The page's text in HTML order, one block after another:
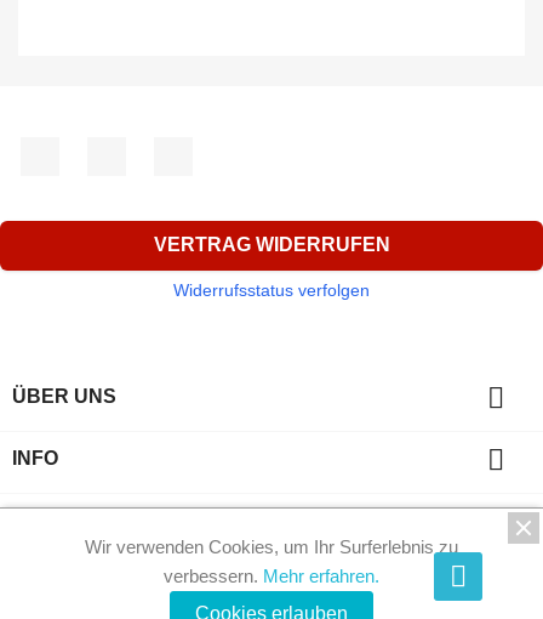
VERTRAG WIDERRUFEN
Widerrufsstatus verfolgen
ÜBER UNS 
INFO 
Wir verwenden Cookies, um Ihr Surferlebnis zu
verbessern. Mehr erfahren.
Cookies erlauben